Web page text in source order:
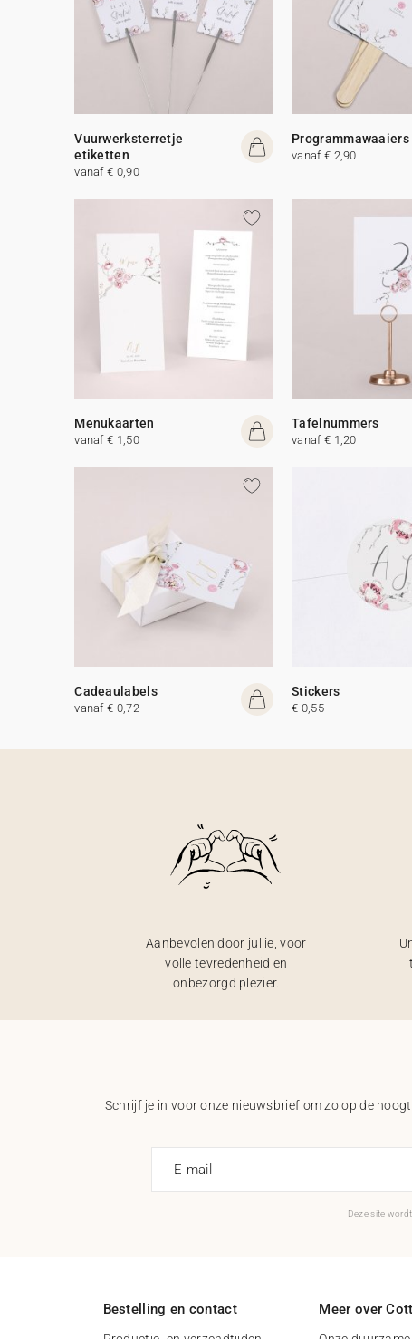
Vuurwerksterretje
etiketten
vanaf € 0,90
Programmawaaiers
vanaf € 2,90
Menukaarten
vanaf € 1,50
Tafelnummers
vanaf € 1,20
Cadeaulabels
vanaf € 0,72
Stickers
€ 0,55
Aanbevolen door jullie, voor
volle tevredenheid en
onbezorgd plezier.
Schrijf je in voor onze nieuwsbrief om zo op de
E-mail
Deze site
Bestelling en contact Meer over